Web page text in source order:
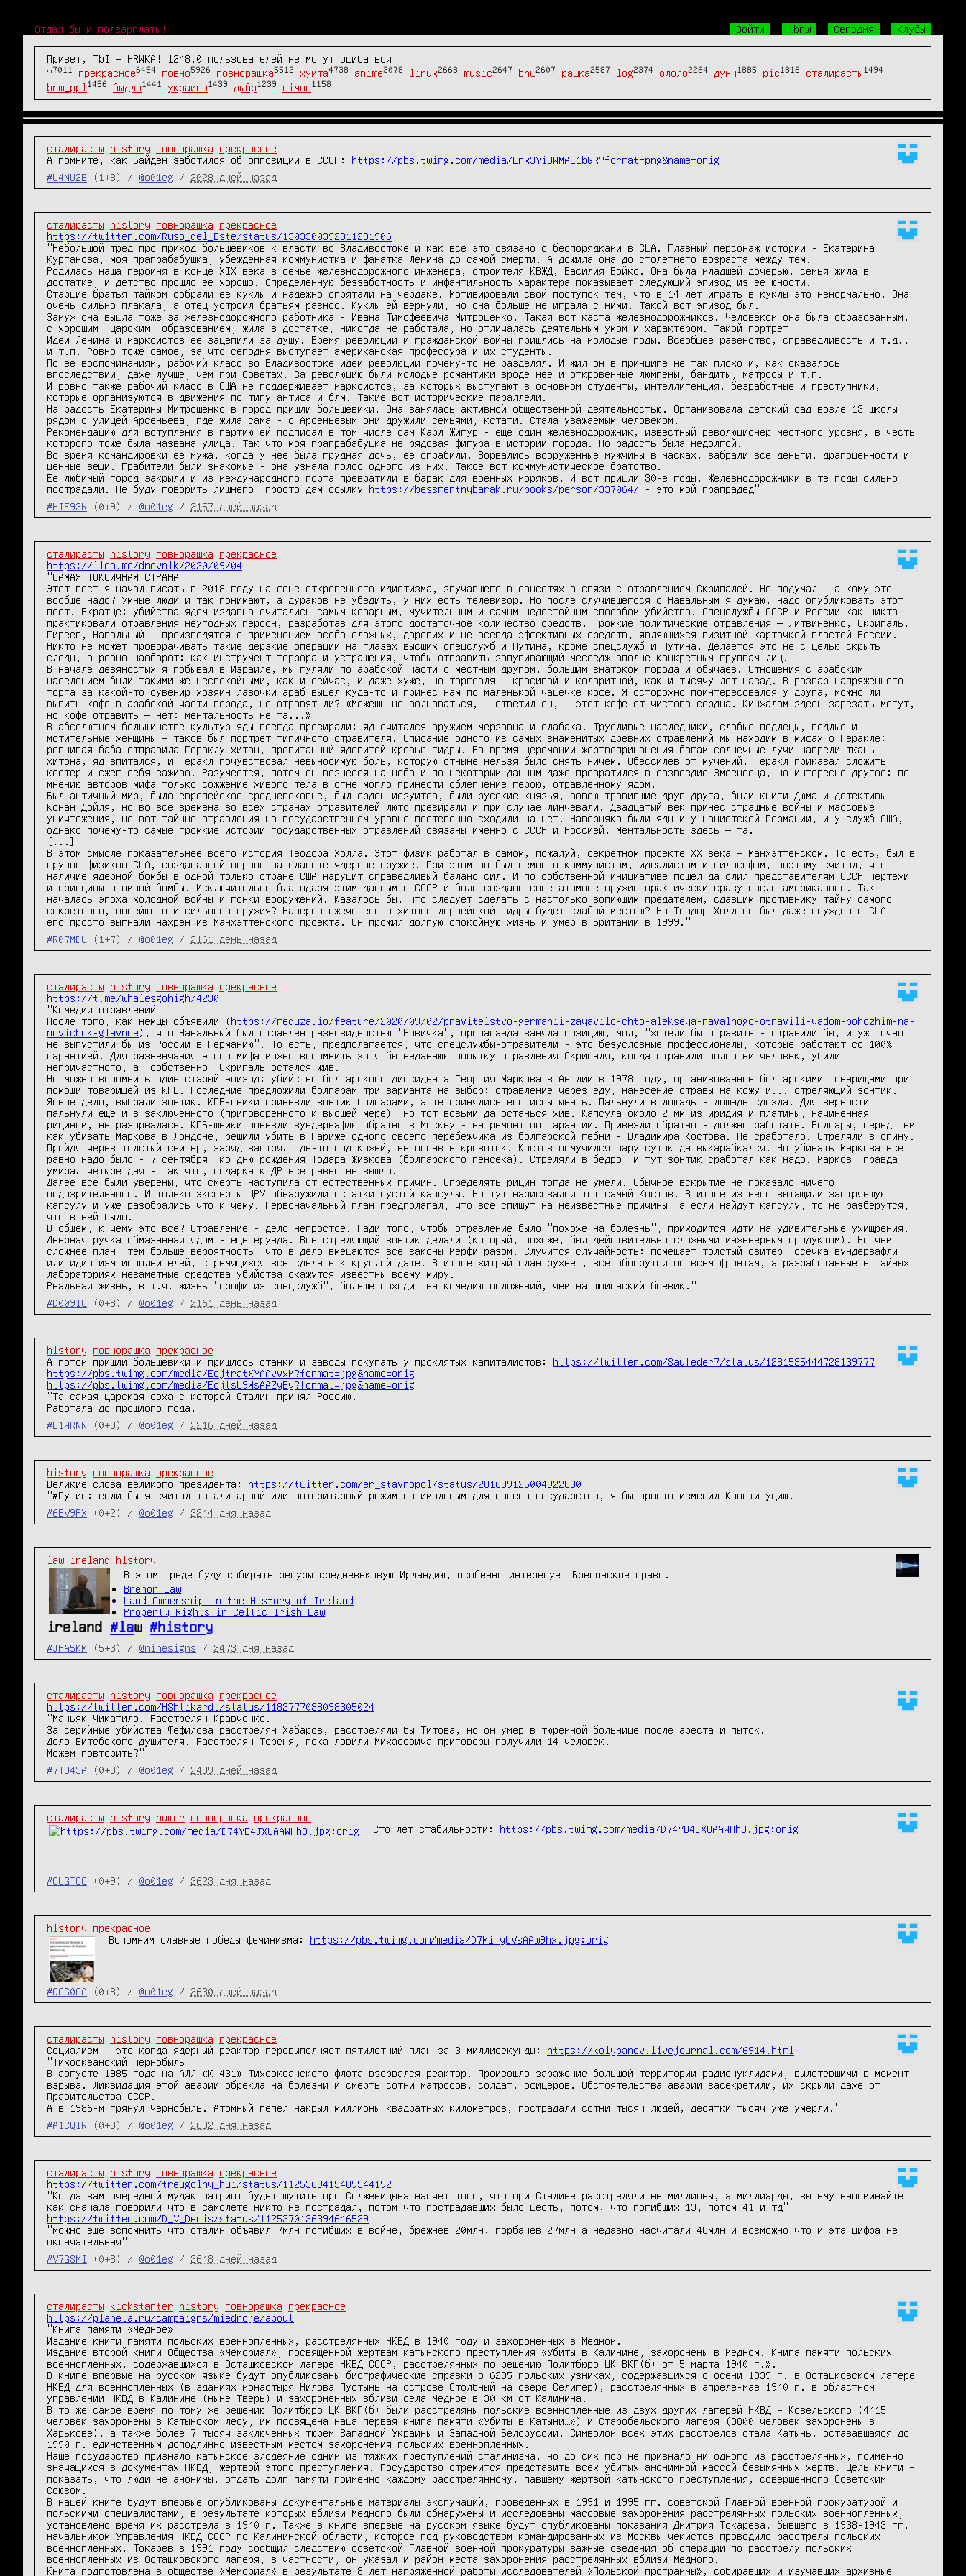
Отдал бы и ползарплаты! Войти !bnw Сегодня Клубы
Привет, TbI — HRWKA! 1248.0 пользователей не могут ошибаться!
?7011 прекрасное6454 говно5926 говнорашка5512 хуита4738 anime3078 linux2668 music2647 bnw2607 рашка2587 log2374 ололо2264 дунч1885 pic1816 сталирасты1494
bnw_ppl 1456 быдло1441 украина1439 дыбр1239 гімно1158
сталирасты history говнорашка
прекрасное
А помните, как Байден заботился об оппозиции в СССР: https://pbs.twimg.com/media/Erx3YiOWMAE1bGR?format=png&name=orig
#U4NU2B
(1+8) / @o01eg / 2028 дней назад
сталирасты history говнорашка
прекрасное
https://twitter.com/Ruso_del_Este/status/1303300392311291906
"Небольшой тред про приход большевиков к власти во Владивостоке и как все это связано с беспорядками в США. Главный персонаж истории - Екатерина
Курганова, моя прапрабабушка, убежденная коммунистка и фанатка Ленина до самой смерти. А дожила она до столетнего возраста между тем.
Родилась наша героиня в конце XIX века в семье железнодорожного инженера, строителя КВЖД, Василия Бойко. Она была младшей дочерью, семья жила в
достатке, и детство прошло ее хорошо. Определенную беззаботность и инфантильность характера показывает следующий эпизод из ее юности.
Старшие братья тайком собрали ее куклы и надежно спрятали на чердаке. Мотивировали свой поступок тем, что в 14 лет играть в куклы это ненормально. Она
очень сильно плакала, а отец устроил братьям разнос. Куклы ей вернули, но она больше не играла с ними. Такой вот эпизод был.
Замуж она вышла тоже за железнодорожного работника - Ивана Тимофеевича Митрошенко. Такая вот каста железнодорожников. Человеком она была образованным,
с хорошим "царским" образованием, жила в достатке, никогда не работала, но отличалась деятельным умом и характером. Такой портрет
Идеи Ленина и марксистов ее зацепили за душу. Время революции и гражданской войны пришлись на молодые годы. Всеобщее равенство, справедливость и т.д.,
и т.п. Ровно тоже самое, за что сегодня выступает американская профессура и их студенты.
По ее воспоминаниям, рабочий класс во Владивостоке идеи революции почему-то не разделял. И жил он в принципе не так плохо и, как оказалось
впоследствии, даже лучше, чем при Советах. За революцию были молодые романтики вроде нее и откровенные люмпены, бандиты, матросы и т.п.
И ровно также рабочий класс в США не поддерживает марксистов, за которых выступают в основном студенты, интеллигенция, безработные и преступники,
которые организуются в движения по типу антифа и блм. Такие вот исторические параллели.
На радость Екатерины Митрошенко в город пришли большевики. Она занялась активной общественной деятельностью. Организовала детский сад возле 13 школы
рядом с улицей Арсеньева, где жила сама - с Арсеньевым они дружили семьями, кстати. Стала уважаемым человеком.
Рекомендацию для вступления в партию ей подписал в том числе сам Карл Жигур - еще один железнодорожник, известный революционер местного уровня, в честь
которого тоже была названа улица. Так что моя прапрабабушка не рядовая фигура в истории города. Но радость была недолгой.
Во время командировки ее мужа, когда у нее была грудная дочь, ее ограбили. Ворвались вооруженные мужчины в масках, забрали все деньги, драгоценности и
ценные вещи. Грабители были знакомые - она узнала голос одного из них. Такое вот коммунистическое братство.
Ее любимый город закрыли и из международного порта превратили в барак для военных моряков. И вот пришли 30-е годы. Железнодорожники в те годы сильно
пострадали. Не буду говорить лишнего, просто дам ссылку https://bessmertnybarak.ru/books/person/337064/ - это мой прапрадед"
#HIE93W
(0+9) / @o01eg / 2157 дней назад
сталирасты history говнорашка
прекрасное
https://lleo.me/dnevnik/2020/09/04
"САМАЯ ТОКСИЧНАЯ СТРАНА
Этот пост я начал писать в 2018 году на фоне откровенного идиотизма, звучавшего в соцсетях в связи с отравлением Скрипалей. Но подумал — а кому это
вообще надо? Умные люди и так понимают, а дураков не убедить, у них есть телевизор. Но после случившегося с Навальным я думаю, надо опубликовать этот
пост. Вкратце: убийства ядом издавна считались самым коварным, мучительным и самым недостойным способом убийства. Спецслужбы СССР и России как никто
практиковали отравления неугодных персон, разработав для этого достаточное количество средств. Громкие политические отравления — Литвиненко, Скрипаль,
Гиреев, Навальный — производятся с применением особо сложных, дорогих и не всегда эффективных средств, являющихся визитной карточкой властей России.
Никто не может проворачивать такие дерзкие операции на глазах высших спецслужб и Путина, кроме спецслужб и Путина. Делается это не с целью скрыть
следы, а ровно наоборот: как инструмент террора и устрашения, чтобы отправить запугивающий месседж вполне конкретным группам лиц.
В начале девяностых я побывал в Израиле, мы гуляли по арабской части с местным другом, большим знатоком города и обычаев. Отношения с арабским
населением были такими же неспокойными, как и сейчас, и даже хуже, но торговля — красивой и колоритной, как и тысячу лет назад. В разгар напряженного
торга за какой-то сувенир хозяин лавочки араб вышел куда-то и принес нам по маленькой чашечке кофе. Я осторожно поинтересовался у друга, можно ли
выпить кофе в арабской части города, не отравят ли? «Можешь не волноваться, — ответил он, — этот кофе от чистого сердца. Кинжалом здесь зарезать могут,
но кофе отравить — нет: ментальность не та...»
В абсолютном большинстве культур яды всегда презирали: яд считался оружием мерзавца и слабака. Трусливые наследники, слабые подлецы, подлые и
мстительные женщины — таков был портрет типичного отравителя. Описание одного из самых знаменитых древних отравлений мы находим в мифах о Геракле:
ревнивая баба отправила Гераклу хитон, пропитанный ядовитой кровью гидры. Во время церемонии жертвоприношения богам солнечные лучи нагрели ткань
хитона, яд впитался, и Геракл почувствовал невыносимую боль, которую отныне нельзя было снять ничем. Обессилев от мучений, Геракл приказал сложить
костер и сжег себя заживо. Разумеется, потом он вознесся на небо и по некоторым данным даже превратился в созвездие Змееносца, но интересно другое: по
мнению авторов мифа только сожжение живого тела в огне могло принести облегчение герою, отравленному ядом.
Был античный мир, было европейское средневековье, был орден иезуитов, были русские князья, вовсю травившие друг друга, были книги Дюма и детективы
Конан Дойля, но во все времена во всех странах отравителей люто презирали и при случае линчевали. Двадцатый век принес страшные войны и массовые
уничтожения, но вот тайные отравления на государственном уровне постепенно сходили на нет. Наверняка были яды и у нацистской Германии, и у служб США,
однако почему-то самые громкие истории государственных отравлений связаны именно с СССР и Россией. Ментальность здесь — та.
[...]
В этом смысле показательнее всего история Теодора Холла. Этот физик работал в самом, пожалуй, секретном проекте XX века — Манхэттенском. То есть, был в
группе физиков США, создававшей первое на планете ядерное оружие. При этом он был немного коммунистом, идеалистом и философом, поэтому считал, что
наличие ядерной бомбы в одной только стране США нарушит справедливый баланс сил. И по собственной инициативе пошел да слил представителям СССР чертежи
и принципы атомной бомбы. Исключительно благодаря этим данным в СССР и было создано свое атомное оружие практически сразу после американцев. Так
началась эпоха холодной войны и гонки вооружений. Казалось бы, что следует сделать с настолько вопиющим предателем, сдавшим противнику тайну самого
секретного, новейшего и сильного оружия? Наверно сжечь его в хитоне лернейской гидры будет слабой местью? Но Теодор Холл не был даже осужден в США —
его просто выгнали нахрен из Манхэттенского проекта. Он прожил долгую спокойную жизнь и умер в Британии в 1999."
#R07MDU
(1+7) / @o01eg / 2161 день назад
сталирасты history говнорашка
прекрасное
https://t.me/whalesgohigh/4230
"Комедия отравлений
После того, как немцы объявили (https://meduza.io/feature/2020/09/02/pravitelstvo-germanii-zayavilo-chto-alekseya-navalnogo-otravili-yadom-pohozhim-na-
novichok-glavnoe), что Навальный был отравлен разновидностью "Новичка", пропаганда заняла позицию, мол, "хотели бы отравить - отравили бы, и уж точно
не выпустили бы из России в Германию". То есть, предполагается, что спецслужбы-отравители - это безусловные профессионалы, которые работают со 100%
гарантией. Для развенчания этого мифа можно вспомнить хотя бы недавнюю попытку отравления Скрипаля, когда отравили полсотни человек, убили
непричастного, а, собственно, Скрипаль остался жив.
Но можно вспомнить один старый эпизод: убийство болгарского диссидента Георгия Маркова в Англии в 1978 году, организованное болгарскими товарищами при
помощи товарищей из КГБ. Последние предложили болгарам три варианта на выбор: отравление через еду, нанесение отравы на кожу и... стреляющий зонтик.
Ясное дело, выбрали зонтик. КГБ-шники привезли зонтик болгарами, а те принялись его испытывать. Пальнули в лошадь - лошадь сдохла. Для верности
пальнули еще и в заключенного (приговоренного к высшей мере), но тот возьми да останься жив. Капсула около 2 мм из иридия и платины, начиненная
рицином, не разорвалась. КГБ-шники повезли вундервафлю обратно в Москву - на ремонт по гарантии. Привезли обратно - должно работать. Болгары, перед тем
как убивать Маркова в Лондоне, решили убить в Париже одного своего перебежчика из болгарской гебни - Владимира Костова. Не сработало. Стреляли в спину.
Пройдя через толстый свитер, заряд застрял где-то под кожей, не попав в кровоток. Костов помучился пару суток да выкарабкался. Но убивать Маркова все
равно надо было - 7 сентября, ко дню рождения Тодара Живкова (болгарского генсека). Стреляли в бедро, и тут зонтик сработал как надо. Марков, правда,
умирал четыре дня - так что, подарка к ДР все равно не вышло.
Далее все были уверены, что смерть наступила от естественных причин. Определять рицин тогда не умели. Обычное вскрытие не показало ничего
подозрительного. И только эксперты ЦРУ обнаружили остатки пустой капсулы. Но тут нарисовался тот самый Костов. В итоге из него вытащили застрявшую
капсулу и уже разобрались что к чему. Первоначальный план предполагал, что все спишут на неизвестные причины, а если найдут капсулу, то не разберутся,
что в ней было.
В общем, к чему это все? Отравление - дело непростое. Ради того, чтобы отравление было "похоже на болезнь", приходится идти на удивительные ухищрения.
Дверная ручка обмазанная ядом - еще ерунда. Вон стреляющий зонтик делали (который, похоже, был действительно сложными инженерным продуктом). Но чем
сложнее план, тем больше вероятность, что в дело вмешаются все законы Мерфи разом. Случится случайность: помешает толстый свитер, осечка вундервафли
или идиотизм исполнителей, стремящихся все сделать к круглой дате. В итоге хитрый план рухнет, все обосрутся по всем фронтам, а разработанные в тайных
лабораториях незаметные средства убийства окажутся известны всему миру.
Реальная жизнь, в т.ч. жизнь "профи из спецслужб", больше походит на комедию положений, чем на шпионский боевик."
#D009IC
(0+8) / @o01eg / 2161 день назад
history говнорашка
прекрасное
А потом пришли большевики и пришлось станки и заводы покупать у проклятых капиталистов: https://twitter.com/Saufeder7/status/1281535444728139777
https://pbs.twimg.com/media/EcjtratXYAAvvxM?format=jpg&name=orig
https://pbs.twimg.com/media/EcjtsU9WsAAZyBy?format=jpg&name=orig
"Та самая царская соха с которой Сталин принял Россию.
Работала до прошлого года."
#E1WRNN
(0+8) / @o01eg / 2216 дней назад
history говнорашка
прекрасное
Великие слова великого президента: https://twitter.com/er_stavropol/status/281689125004922880
"#Путин: если бы я считал тоталитарный или авторитарный режим оптимальным для нашего государства, я бы просто изменил Конституцию."
#6EV9PX
(0+2) / @o01eg / 2244 дня назад
law ireland
history
В этом треде буду собирать ресуры средневековую Ирландию, особенно интересует Брегонское право.
Brehon Law
Land Ownership in the History of Ireland
Property Rights in Celtic Irish Law
ireland #law #history
#JHA5KM (5+3) / @ninesigns / 2473 дня назад
сталирасты history говнорашка
прекрасное
https://twitter.com/HShtikardt/status/1182777038098305024
"Маньяк Чикатило. Расстрелян Кравченко.
За серийные убийства Фефилова расстрелян Хабаров, расстреляли бы Титова, но он умер в тюремной больнице после ареста и пыток.
Дело Витебского душителя. Расстрелян Тереня, пока ловили Михасевича приговоры получили 14 человек.
Можем повторить?"
#7T343A
(0+8) / @o01eg / 2489 дней назад
сталирасты history humor говнорашка
прекрасное
Сто лет стабильности: https://pbs.twimg.com/media/D74YB4JXUAAWHhB.jpg:orig
#OUGTCO (0+9) / @o01eg / 2623 дня назад
history
прекрасное
Вспомним славные победы феминизма: https://pbs.twimg.com/media/D7Mi_yUVsAAw9hx.jpg:orig
#GCG0OA (0+8) / @o01eg / 2630 дней назад
сталирасты history говнорашка
прекрасное
Социализм — это когда ядерный реактор перевыполняет пятилетний план за 3 миллисекунды: https://kolybanov.livejournal.com/6914.html
"Тихоокеанский чернобыль
В августе 1985 года на АЛЛ «К-431» Тихоокеанского флота взорвался реактор. Произошло заражение большой территории радионуклидами, вылетевшими в момент
взрыва. Ликвидация этой аварии обрекла на болезни и смерть сотни матросов, солдат, офицеров. Обстоятельства аварии засекретили, их скрыли даже от
Правительства СССР.
А в 1986-м грянул Чернобыль. Атомный пепел накрыл миллионы квадратных километров, пострадали сотни тысяч людей, десятки тысяч уже умерли."
#A1CQIW
(0+8) / @o01eg / 2632 дня назад
сталирасты history говнорашка
прекрасное
https://twitter.com/treugolny_hui/status/1125369415489544192
"Когда вам очередной мудак патриот будет шутить про Солженицына насчет того, что при Сталине расстреляли не миллионы, а миллиарды, вы ему напоминайте
https://twitter.com/D_V_Denis/status/1125370126394646529
"можно еще вспомнить что сталин объявил 7млн погибших в войне, брежнев 20млн, горбачев 27млн а недавно насчитали 48млн и возможно что и эта цифра не
окончательная"
#V7GSMI
(0+8) / @o01eg / 2648 дней назад
сталирасты kickstarter history говнорашка
прекрасное
https://planeta.ru/campaigns/miednoje/about
"Книга памяти «Медное»
Издание книги памяти польских военнопленных, расстрелянных НКВД в 1940 году и захороненных в Медном.
Издание второй книги Общества «Мемориал», посвященной жертвам катынского преступления «Убиты в Калинине, захоронены в Медном. Книга памяти польских
военнопленных, содержавшихся в Осташковском лагере НКВД СССР, расстрелянных по решению Политбюро ЦК ВКП(б) от 5 марта 1940 г.».
В книге впервые на русском языке будут опубликованы биографические справки о 6295 польских узниках, содержавшихся с осени 1939 г. в Осташковском лагере
НКВД для военнопленных (в зданиях монастыря Нилова Пустынь на острове Столбный на озере Селигер), расстрелянных в апреле-мае 1940 г. в областном
управлении НКВД в Калинине (ныне Тверь) и захороненных вблизи села Медное в 30 км от Калинина.
В то же самое время по тому же решению Политбюро ЦК ВКП(б) были расстреляны польские военнопленные из двух других лагерей НКВД – Козельского (4415
человек захоронены в Катынском лесу, им посвящена наша первая книга памяти «Убиты в Катыни…») и Старобельского лагеря (3800 человек захоронены в
Харькове), а также более 7 тысяч заключенных тюрем Западной Украины и Западной Белоруссии. Символом всех этих расстрелов стала Катынь, остававшаяся до
1990 г. единственным доподлинно известным местом захоронения польских военнопленных.
Наше государство признало катынское злодеяние одним из тяжких преступлений сталинизма, но до сих пор не признало ни одного из расстрелянных, поименно
значащихся в документах НКВД, жертвой этого преступления. Государство стремится представить всех убитых анонимной массой безымянных жертв. Цель книги –
показать, что люди не анонимы, отдать долг памяти поименно каждому расстрелянному, павшему жертвой катынского преступления, совершенного Советским
Союзом.
В нашей книге будут впервые опубликованы документальные материалы эксгумаций, проведенных в 1991 и 1995 гг. советской Главной военной прокуратурой и
польскими специалистами, в результате которых вблизи Медного были обнаружены и исследованы массовые захоронения расстрелянных польских военнопленных,
установлено время их расстрела в 1940 г. Также в книге впервые на русском языке будут опубликованы показания Дмитрия Токарева, бывшего в 1938-1943 гг.
начальником Управления НКВД СССР по Калининской области, которое под руководством командированных из Москвы чекистов проводило расстрелы польских
военнопленных. Токарев в 1991 году сообщил следствию советской Главной военной прокуратуры важные сведения об операции по расстрелу польских
военнопленных из Осташковского лагеря, в частности, он указал и район места захоронения расстрелянных вблизи Медного.
Книга подготовлена в обществе «Мемориал» в результате 8 лет напряженной работы исследователей «Польской программы», собиравших и изучавших архивные